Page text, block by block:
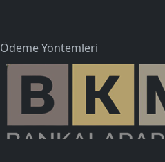
Ödeme Yöntemleri